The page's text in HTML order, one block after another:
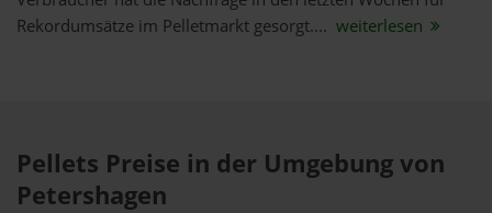
Rekordumsätze im Pelletmarkt gesorgt.... weiterlesen
Pellets Preise in der Umgebung von
Petershagen